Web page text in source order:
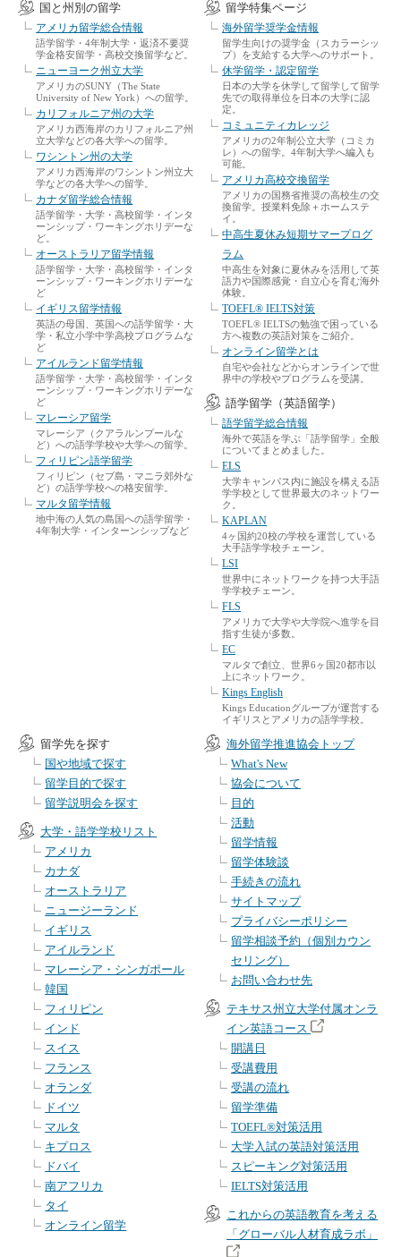
国と州別の留学
アメリカ留学総合情報
語学留学・4年制大学・返済不要奨
学金格安留学・高校交換留学など。
ニューヨーク州立大学
アメリカのSUNY（The State
University of New York）への留学。
カリフォルニア州の大学
アメリカ西海岸のカリフォルニア州
立大学などの各大学への留学。
ワシントン州の大学
アメリカ西海岸のワシントン州立大
学などの各大学への留学。
カナダ留学総合情報
語学留学・大学・高校留学・インタ
ーンシップ・ワーキングホリデーな
ど。
オーストラリア留学情報
語学留学・大学・高校留学・インタ
ーンシップ・ワーキングホリデーな
ど
イギリス留学情報
英語の母国、英国への語学留学・大
学・私立小学中学高校プログラムな
ど
アイルランド留学情報
語学留学・大学・高校留学・インタ
ーンシップ・ワーキングホリデーな
ど
マレーシア留学
マレーシア（クアラルンプールな
ど）への語学学校や大学への留学。
フィリピン語学留学
フィリピン（セブ島・マニラ郊外な
ど）の語学学校への格安留学。
マルタ留学情報
地中海の人気の島国への語学留学・
4年制大学・インターンシップなど
留学特集ページ
海外留学奨学金情報
留学生向けの奨学金（スカラーシッ
プ）を支給する大学へのサポート。
休学留学・認定留学
日本の大学を休学して留学して留学
先での取得単位を日本の大学に認
定。
コミュニティカレッジ
アメリカの2年制公立大学（コミカ
レ）への留学。4年制大学へ編入も
可能。
アメリカ高校交換留学
アメリカの国務省推奨の高校生の交
換留学。授業料免除＋ホームステ
イ。
中高生夏休み短期サマープログ
ラム
中高生を対象に夏休みを活用して英
語力や国際感覚・自立心を育む海外
体験。
TOEFL® IELTS対策
TOEFL® IELTSの勉強で困っている
方へ複数の英語対策をご紹介。
オンライン留学とは
自宅や会社などからオンラインで世
界中の学校やプログラムを受講。
語学留学（英語留学）
語学留学総合情報
海外で英語を学ぶ「語学留学」全般
についてまとめました。
ELS
大学キャンパス内に施設を構える語
学学校として世界最大のネットワー
ク。
KAPLAN
4ヶ国約20校の学校を運営している
大手語学学校チェーン。
LSI
世界中にネットワークを持つ大手語
学学校チェーン。
FLS
アメリカで大学や大学院へ進学を目
指す生徒が多数。
EC
マルタで創立、世界6ヶ国20都市以
上にネットワーク。
Kings English
Kings Educationグループが運営する
イギリスとアメリカの語学学校。
留学先を探す
国や地域で探す
留学目的で探す
留学説明会を探す
大学・語学学校リスト
アメリカ
カナダ
オーストラリア
ニュージーランド
イギリス
アイルランド
マレーシア・シンガポール
韓国
フィリピン
インド
スイス
フランス
オランダ
ドイツ
マルタ
キプロス
ドバイ
南アフリカ
タイ
オンライン留学
海外留学推進協会トップ
What's New
協会について
目的
活動
留学情報
留学体験談
手続きの流れ
サイトマップ
プライバシーポリシー
留学相談予約（個別カウン
セリング）
お問い合わせ先
テキサス州立大学付属オンラ
イン英語コース
開講日
受講費用
受講の流れ
留学準備
TOEFL®対策活用
大学入試の英語対策活用
スピーキング対策活用
IELTS対策活用
これからの英語教育を考える
「グローバル人材育成ラボ」